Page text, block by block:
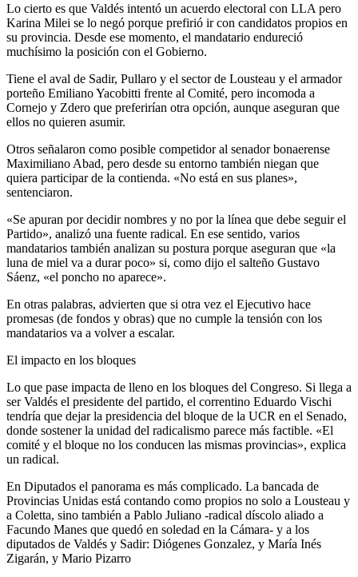
Lo cierto es que Valdés intentó un acuerdo electoral con LLA pero
Karina Milei se lo negó porque prefirió ir con candidatos propios en
su provincia. Desde ese momento, el mandatario endureció
muchísimo la posición con el Gobierno.
Tiene el aval de Sadir, Pullaro y el sector de Lousteau y el armador
porteño Emiliano Yacobitti frente al Comité, pero incomoda a
Cornejo y Zdero que preferirían otra opción, aunque aseguran que
ellos no quieren asumir.
Otros señalaron como posible competidor al senador bonaerense
Maximiliano Abad, pero desde su entorno también niegan que
quiera participar de la contienda. «No está en sus planes»,
sentenciaron.
«Se apuran por decidir nombres y no por la línea que debe seguir el
Partido», analizó una fuente radical. En ese sentido, varios
mandatarios también analizan su postura porque aseguran que «la
luna de miel va a durar poco» si, como dijo el salteño Gustavo
Sáenz, «el poncho no aparece».
En otras palabras, advierten que si otra vez el Ejecutivo hace
promesas (de fondos y obras) que no cumple la tensión con los
mandatarios va a volver a escalar.
El impacto en los bloques
Lo que pase impacta de lleno en los bloques del Congreso. Si llega a
ser Valdés el presidente del partido, el correntino Eduardo Vischi
tendría que dejar la presidencia del bloque de la UCR en el Senado,
donde sostener la unidad del radicalismo parece más factible. «El
comité y el bloque no los conducen las mismas provincias», explica
un radical.
En Diputados el panorama es más complicado. La bancada de
Provincias Unidas está contando como propios no solo a Lousteau y
a Coletta, sino también a Pablo Juliano -radical díscolo aliado a
Facundo Manes que quedó en soledad en la Cámara- y a los
diputados de Valdés y Sadir: Diógenes Gonzalez, y María Inés
Zigarán, y Mario Pizarro